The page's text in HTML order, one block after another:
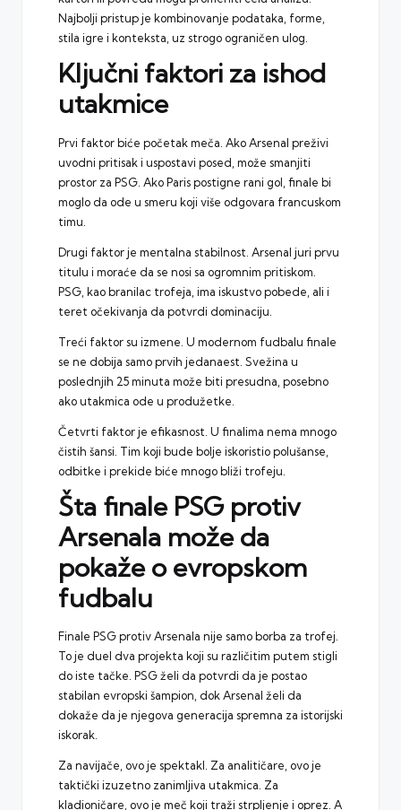
Najbolji pristup je kombinovanje podataka, forme,
stila igre i konteksta, uz strogo ograničen ulog.
Ključni faktori za ishod
utakmice
Prvi faktor biće početak meča. Ako Arsenal preživi
uvodni pritisak i uspostavi posed, može smanjiti
prostor za PSG. Ako Paris postigne rani gol, finale bi
moglo da ode u smeru koji više odgovara francuskom
timu.
Drugi faktor je mentalna stabilnost. Arsenal juri prvu
titulu i moraće da se nosi sa ogromnim pritiskom.
PSG, kao branilac trofeja, ima iskustvo pobede, ali i
teret očekivanja da potvrdi dominaciju.
Treći faktor su izmene. U modernom fudbalu finale
se ne dobija samo prvih jedanaest. Svežina u
poslednjih 25 minuta može biti presudna, posebno
ako utakmica ode u produžetke.
Četvrti faktor je efikasnost. U finalima nema mnogo
čistih šansi. Tim koji bude bolje iskoristio polušanse,
odbitke i prekide biće mnogo bliži trofeju.
Šta finale PSG protiv
Arsenala može da
pokaže o evropskom
fudbalu
Finale PSG protiv Arsenala nije samo borba za trofej.
To je duel dva projekta koji su različitim putem stigli
do iste tačke. PSG želi da potvrdi da je postao
stabilan evropski šampion, dok Arsenal želi da
dokaže da je njegova generacija spremna za istorijski
iskorak.
Za navijače, ovo je spektakl. Za analitičare, ovo je
taktički izuzetno zanimljiva utakmica. Za
kladioničare, ovo je meč koji traži strpljenje i oprez. A